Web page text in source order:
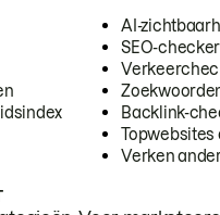
AI-
SEO-checker
Backlink-
Topwebsites
Verken